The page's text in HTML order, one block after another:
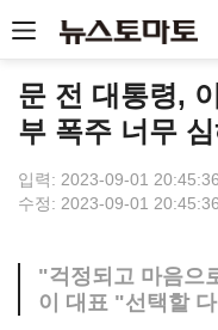
문 전 대통령,
부 폭주 너무
입력: 2023-09-01 20:45:36
수정: 2023-09-01 20:45:36
"걱정되고 마음으
이 대표 "선택할